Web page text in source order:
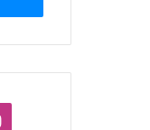
Instagram